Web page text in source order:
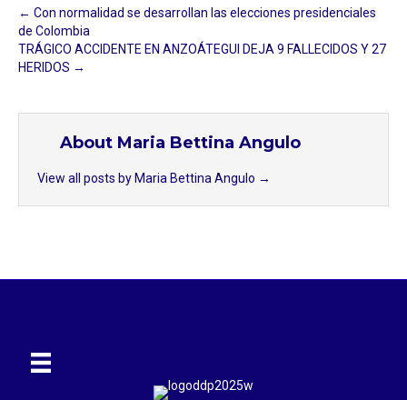
← Con normalidad se desarrollan las elecciones presidenciales
de Colombia
TRÁGICO ACCIDENTE EN ANZOÁTEGUI DEJA 9 FALLECIDOS Y 27
HERIDOS →
About Maria Bettina Angulo
View all posts by Maria Bettina Angulo →